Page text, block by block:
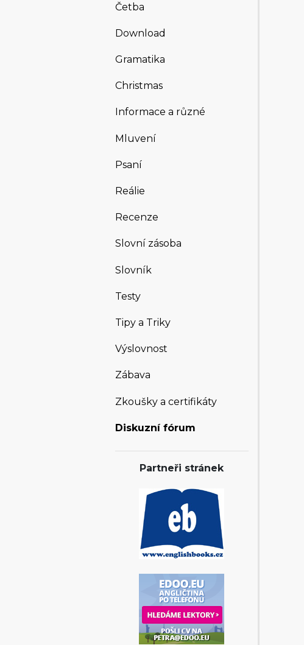
Četba
Download
Gramatika
Christmas
Informace a různé
Mluvení
Psaní
Reálie
Recenze
Slovní zásoba
Slovník
Testy
Tipy a Triky
Výslovnost
Zábava
Zkoušky a certifikáty
Diskuzní fórum
Partneři stránek